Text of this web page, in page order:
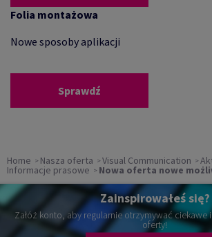
Folia montażowa
Nowe sposoby aplikacji
Sprawdź
Home Nasza oferta Visual Communication
Informacje prasowe Nowa oferta nowe
Zainspirowałeś się?
Załóż konto, aby regularnie otrzymywać ciekawe
oferty!